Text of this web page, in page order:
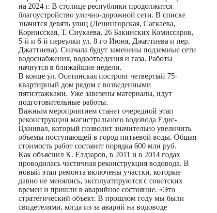
на 2024 г. В столице республики продолжится
благоустройство улично-дорожной сети. В списке
значится девять улиц (Ленингорская, Сагкаева,
Корнисская, Т. Сиукаева, 26 Бакинских Комиссаров,
5-й и 6-й переулки ул. 8-го Июня, Джаттиева и пер.
Джаттиева). Сначала будут заменены подземные сети
водоснабжения, водоотведения и газа. Работы
начнутся в ближайшие недели.
В конце ул. Осетинская построят четвертый 75-
квартирный дом рядом с возведенными
пятиэтажками. Уже завезены материалы, идут
подготовительные работы.
Важным мероприятием станет очередной этап
реконструкции магистрального водовода Едис-
Цхинвал, который позволит значительно увеличить
объемы поступающей в город питьевой воды. Общая
стоимость работ составит порядка 600 млн руб.
Как объяснил К. Елдзаров, в 2011 и в 2014 годах
проводилась частичная реконструкция водовода. В
новый этап ремонта включены участки, которые
давно не менялись, эксплуатируются с советских
времен и пришли в аварийное состояние. «Это
стратегический объект. В прошлом году мы были
свидетелями, когда из-за аварий на водоводе